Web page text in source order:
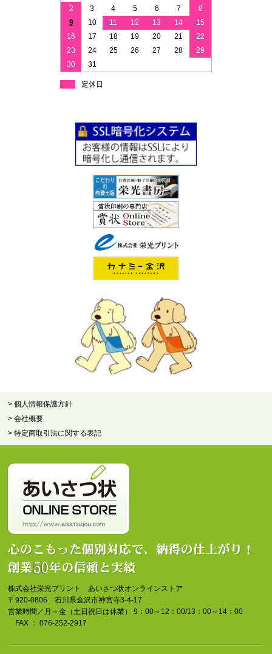
2
3 4 5 6 7
8
9
10 11 12 13 14
15
16
17 18 19 20 21
22
23
24 25 26 27 28
29
30
31
定休日
> 個人情報保護方針
> 会社概要
> 特定商取引法に関する表記
株式会社栄光プリント あいさつ状オンラインストア
〒920-0806 石川県金沢市神宮寺3-4-17
営業時間／月～金（土日祝日は休業） 9：00～12：00/13：00～14：00
FAX ： 076-252-2917